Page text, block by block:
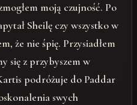
moją czujność. Po
Sheilę czy wszystko w
że nie śpię. Przysiadłem
się z przybyszem w
podróżuje do Paddar
swych